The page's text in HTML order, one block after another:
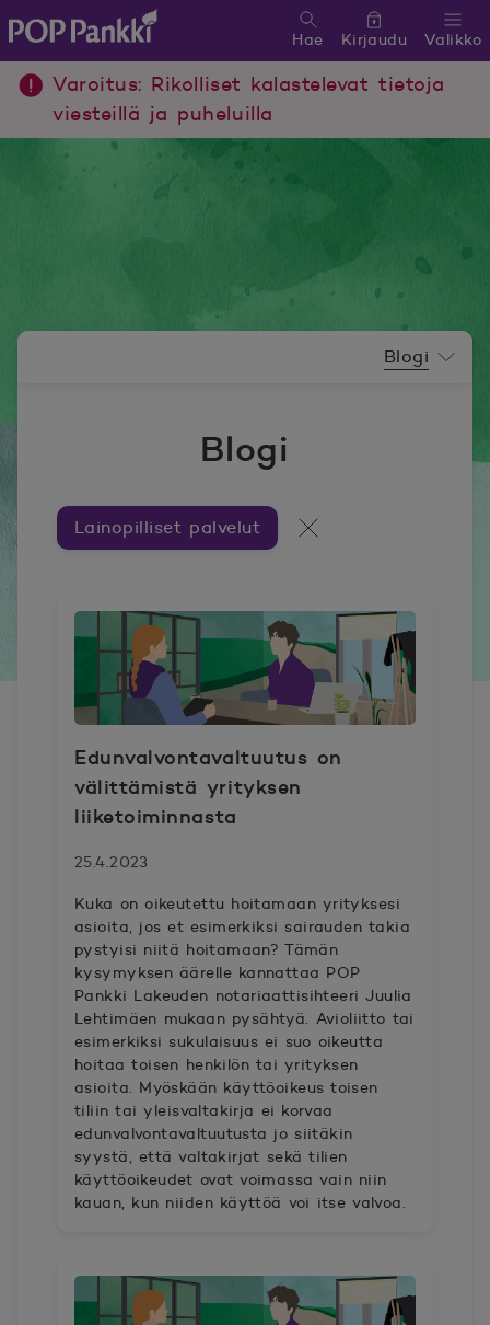
POP Pankki, etusivulle
Valikko
Hae Kirjaudu
Varoitus: Rikolliset kalastelevat tietoja
viesteillä ja puheluilla
Blogi
Blogi
Artikkeleita aiheesta ###
Lainopilliset palvelut Kaikki artikkelit
Edunvalvontavaltuutus on
välittämistä yrityksen
liiketoiminnasta
25.4.2023
Kuka on oikeutettu hoitamaan yrityksesi
asioita, jos et esimerkiksi sairauden takia
pystyisi niitä hoitamaan? Tämän
kysymyksen äärelle kannattaa POP
Pankki Lakeuden notariaattisihteeri Juulia
Lehtimäen mukaan pysähtyä. Avioliitto tai
esimerkiksi sukulaisuus ei suo oikeutta
hoitaa toisen henkilön tai yrityksen
asioita. Myöskään käyttöoikeus toisen
tiliin tai yleisvaltakirja ei korvaa
edunvalvontavaltuutusta jo siitäkin
syystä, että valtakirjat sekä tilien
käyttöoikeudet ovat voimassa vain niin
kauan, kun niiden käyttöä voi itse valvoa.